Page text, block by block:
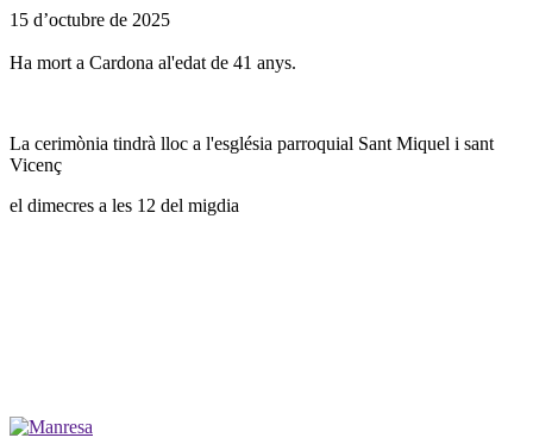
15 d’octubre de 2025
Ha mort a Cardona al'edat de 41 anys.
La cerimònia tindrà lloc a l'església parroquial Sant Miquel i sant
Vicenç
el dimecres a les 12 del migdia